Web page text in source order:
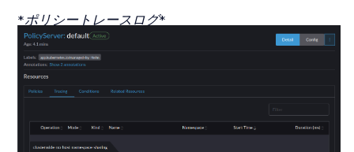
*ポリシートレースログ*